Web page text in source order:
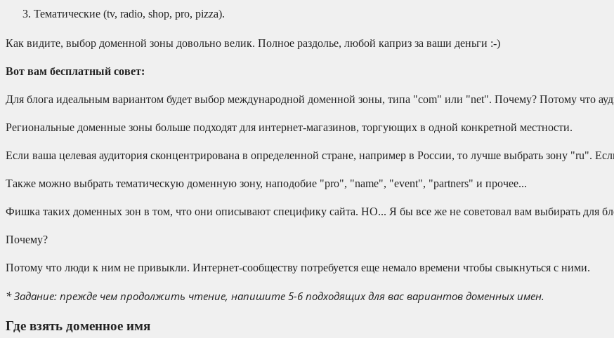
Тематические (tv, radio, shop, pro, pizza).
Как видите, выбор доменной зоны довольно велик. Полное раздолье, любой каприз за ваши деньги :-)
Вот вам бесплатный совет:
Для блога идеальным вариантом будет выбор международной доменной зоны, типа "com" или "net". Почему? Потому что
Региональные доменные зоны больше подходят для интернет-магазинов, торгующих в одной конкретной местности.
Если ваша целевая аудитория сконцентрирована в определенной стране, например в России, то лучше выбрать зону "ru".
Также можно выбрать тематическую доменную зону, наподобие "pro", "name", "event", "partners" и прочее...
Фишка таких доменных зон в том, что они описывают специфику сайта. НО... Я бы все же не советовал вам выбирать для
Почему?
Потому что люди к ним не привыкли. Интернет-сообществу потребуется еще немало времени чтобы свыкнуться с ними.
* Задание: прежде чем продолжить чтение, напишите 5-6 подходящих для вас вариантов доменных имен.
Где взять доменное имя